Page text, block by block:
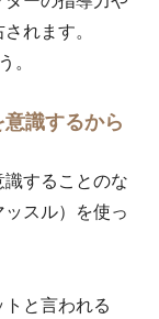
れます。
。
識するから
することのな
スル）を使っ
と言われる